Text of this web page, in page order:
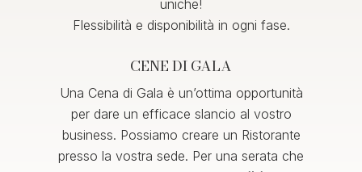
uniche!
Flessibilità e disponibilità in ogni fase.
CENE DI GALA
Una Cena di Gala è un’ottima opportunità
per dare un efficace slancio al vostro
business. Possiamo creare un Ristorante
presso la vostra sede. Per una serata che